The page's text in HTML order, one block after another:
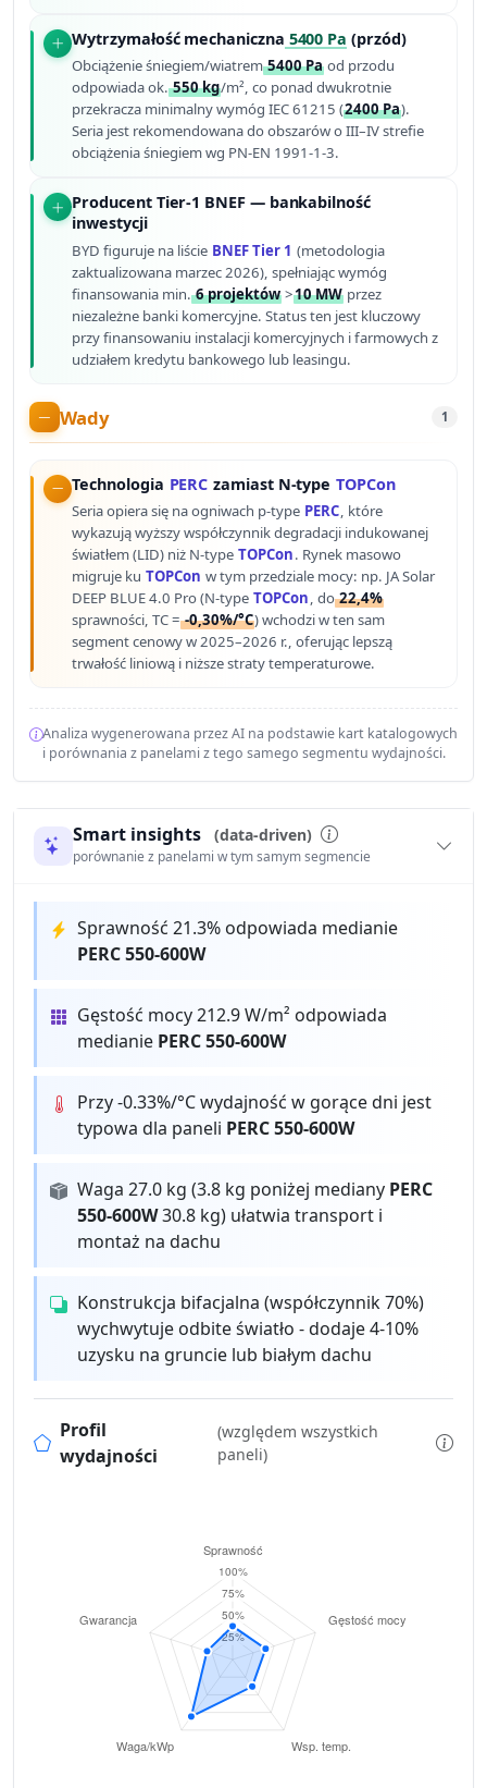
Wytrzymałość mechaniczna 5400 Pa (przód)
Obciążenie śniegiem/wiatrem5400 Pa od przodu
odpowiada ok.550 kg/m², co ponad dwukrotnie
przekracza minimalny wymóg IEC 61215 (2400 Pa).
Seria jest rekomendowana do obszarów o III–IV strefie
obciążenia śniegiem wg PN-EN 1991-1-3.
Producent Tier-1 BNEF — bankabilność
inwestycji
BYD figuruje na liście BNEF Tier 1 (metodologia
zaktualizowana marzec 2026), spełniając wymóg
finansowania min.6 projektów >10 MW przez
niezależne banki komercyjne. Status ten jest kluczowy
przy finansowaniu instalacji komercyjnych i farmowych z
udziałem kredytu bankowego lub leasingu.
Wady 1
Technologia PERC zamiast N-type TOPCon
Seria opiera się na ogniwach p-type PERC, które
wykazują wyższy współczynnik degradacji indukowanej
światłem (LID) niż N-type TOPCon. Rynek masowo
migruje ku TOPCon w tym przedziale mocy: np. JA Solar
DEEP BLUE 4.0 Pro (N-type TOPCon, do22,4%
sprawności, TC =-0,30%/°C) wchodzi w ten sam
segment cenowy w 2025–2026 r., oferując lepszą
trwałość liniową i niższe straty temperaturowe.
Analiza wygenerowana przez AI na podstawie kart katalogowych
i porównania z panelami z tego samego segmentu wydajności.
Smart insights (data-driven)
porównanie z panelami w tym samym segmencie
Sprawność 21.3% odpowiada medianie
PERC 550-600W
Gęstość mocy 212.9 W/m² odpowiada
medianie PERC 550-600W
Przy -0.33%/°C wydajność w gorące dni jest
typowa dla paneli PERC 550-600W
Waga 27.0 kg (3.8 kg poniżej mediany PERC
550-600W30.8 kg) ułatwia transport i
montaż na dachu
Konstrukcja bifacjalna (współczynnik 70%)
wychwytuje odbite światło - dodaje 4-10%
uzysku na gruncie lub białym dachu
Profil
wydajności
(względem wszystkich
paneli)